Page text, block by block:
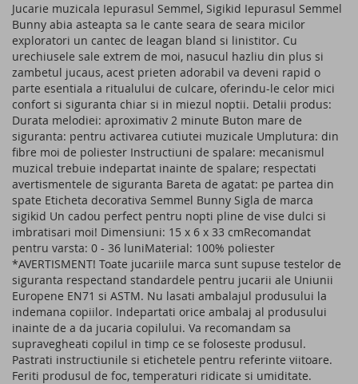
Jucarie muzicala Iepurasul Semmel, Sigikid Iepurasul Semmel
Bunny abia asteapta sa le cante seara de seara micilor
exploratori un cantec de leagan bland si linistitor. Cu
urechiusele sale extrem de moi, nasucul hazliu din plus si
zambetul jucaus, acest prieten adorabil va deveni rapid o
parte esentiala a ritualului de culcare, oferindu-le celor mici
confort si siguranta chiar si in miezul noptii. Detalii produs:
Durata melodiei: aproximativ 2 minute Buton mare de
siguranta: pentru activarea cutiutei muzicale Umplutura: din
fibre moi de poliester Instructiuni de spalare: mecanismul
muzical trebuie indepartat inainte de spalare; respectati
avertismentele de siguranta Bareta de agatat: pe partea din
spate Eticheta decorativa Semmel Bunny Sigla de marca
sigikid Un cadou perfect pentru nopti pline de vise dulci si
imbratisari moi! Dimensiuni: 15 x 6 x 33 cmRecomandat
pentru varsta: 0 - 36 luniMaterial: 100% poliester
*AVERTISMENT! Toate jucariile marca sunt supuse testelor de
siguranta respectand standardele pentru jucarii ale Uniunii
Europene EN71 si ASTM. Nu lasati ambalajul produsului la
indemana copiilor. Indepartati orice ambalaj al produsului
inainte de a da jucaria copilului. Va recomandam sa
supravegheati copilul in timp ce se foloseste produsul.
Pastrati instructiunile si etichetele pentru referinte viitoare.
Feriti produsul de foc, temperaturi ridicate si umiditate.